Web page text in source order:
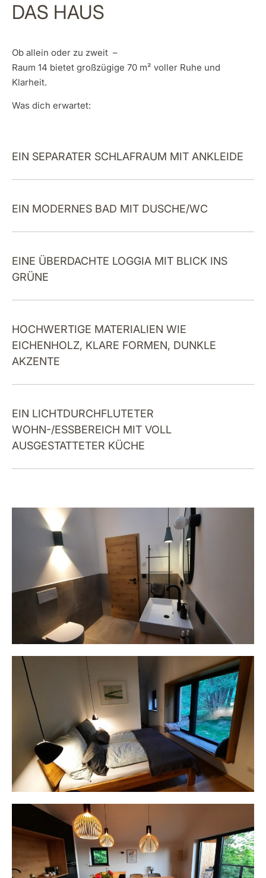
DAS HAUS
Ob allein oder zu zweit –
Raum 14 bietet großzügige 70 m² voller Ruhe und
Klarheit.
Was dich erwartet:
EIN SEPARATER SCHLAFRAUM MIT ANKLEIDE
EIN MODERNES BAD MIT DUSCHE/WC
EINE ÜBERDACHTE LOGGIA MIT BLICK INS
GRÜNE
HOCHWERTIGE MATERIALIEN WIE
EICHENHOLZ, KLARE FORMEN, DUNKLE
AKZENTE
EIN LICHTDURCHFLUTETER
WOHN-/ESSBEREICH MIT VOLL
AUSGESTATTETER KÜCHE